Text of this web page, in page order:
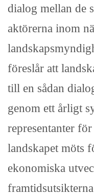
dialog mellan de
aktörerna inom
föreslår att
till en sådan
genom ett årligt
representanter
landskapet möts
ekonomiska